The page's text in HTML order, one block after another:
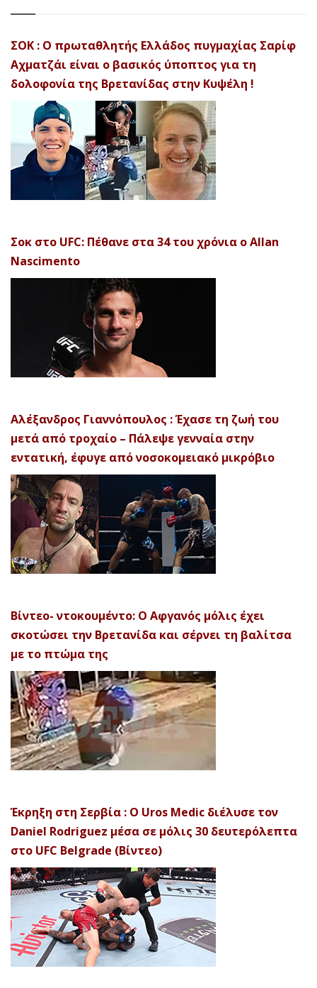
ΣΟΚ : Ο πρωταθλητής Ελλάδος πυγμαχίας Σαρίφ
Αχματζάι είναι ο βασικός ύποπτος για τη
δολοφονία της Βρετανίδας στην Κυψέλη !
Σοκ στο UFC: Πέθανε στα 34 του χρόνια ο Allan
Nascimento
Αλέξανδρος Γιαννόπουλος : Έχασε τη ζωή του
μετά από τροχαίο – Πάλεψε γενναία στην
εντατική, έφυγε από νοσοκομειακό μικρόβιο
Βίντεο- ντοκουμέντο: Ο Αφγανός μόλις έχει
σκοτώσει την Βρετανίδα και σέρνει τη βαλίτσα
με το πτώμα της
Έκρηξη στη Σερβία : Ο Uros Medic διέλυσε τον
Daniel Rodriguez μέσα σε μόλις 30 δευτερόλεπτα
στο UFC Belgrade (Βίντεο)